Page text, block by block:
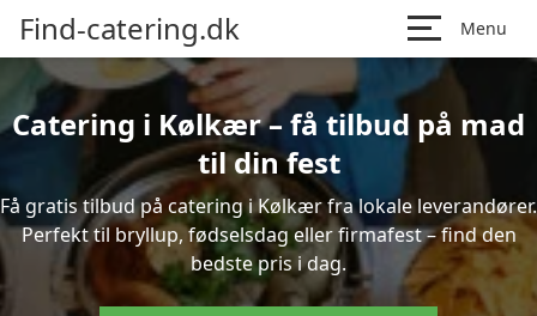
Find-catering.dk Menu
Catering i Kølkær – få tilbud på mad
til din fest
Få gratis tilbud på catering i Kølkær fra lokale leverandører.
Perfekt til bryllup, fødselsdag eller firmafest – find den
bedste pris i dag.